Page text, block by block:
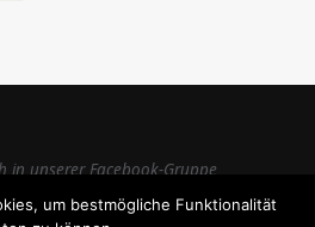
in unserer Facebook-Gruppe
um bestmögliche Funktionalität